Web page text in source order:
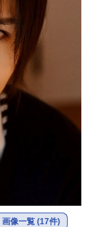
画像一覧 (17件)